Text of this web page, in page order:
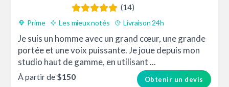
(14)
Prime Les mieux notés Livraison 24h
Je suis un homme avec un grand cœur, une grande
portée et une voix puissante. Je joue depuis mon
studio haut de gamme, en utilisant ...
Obtenir un devis
À partir de $150